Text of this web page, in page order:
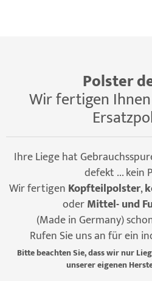
Polster
Wir fertigen
Ihre Liege hat
defekt ... kein
Wir fertigen Kopfteilpolster,
oderMittel- und
(Made in Germany)
Rufen Sie uns an für ein
Bitte beachten Sie, dass wir nur
unserer eigenen